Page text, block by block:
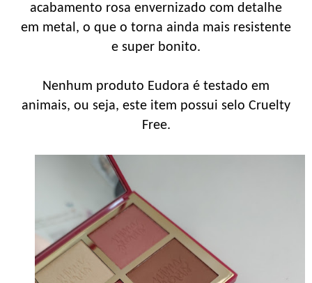
acabamento rosa envernizado com detalhe
em metal, o que o torna ainda mais resistente
e super bonito.
Nenhum produto Eudora é testado em
animais, ou seja, este item possui selo Cruelty
Free.